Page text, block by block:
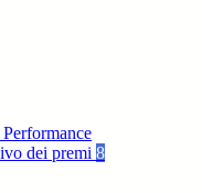
dei premi 8